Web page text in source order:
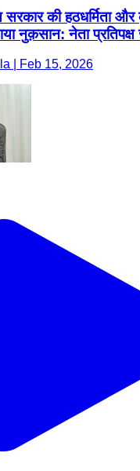
की हठधर्मिता
नुक़सान: नेता
| Feb 15, 2026